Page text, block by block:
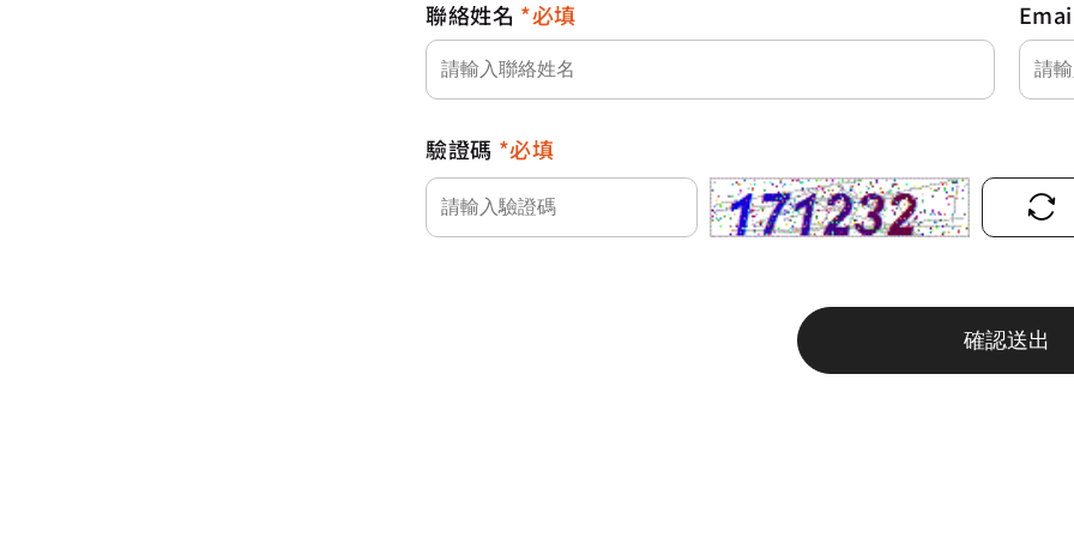
聯絡姓名 必填
驗證碼 必填
確認送出